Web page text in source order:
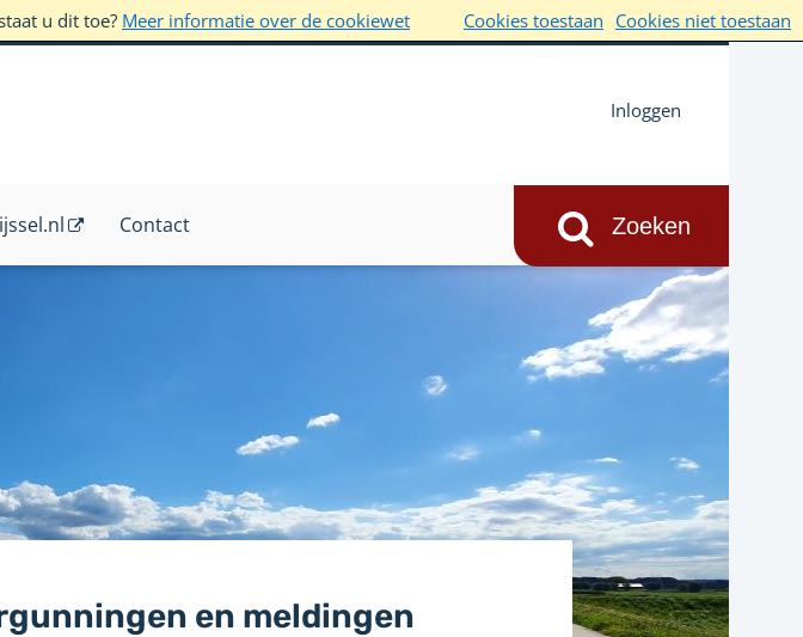
u dit toe? Meer informatie over de cookiewet Cookies toestaan Cookies niet toestaan
Inloggen
Contact
en meldingen